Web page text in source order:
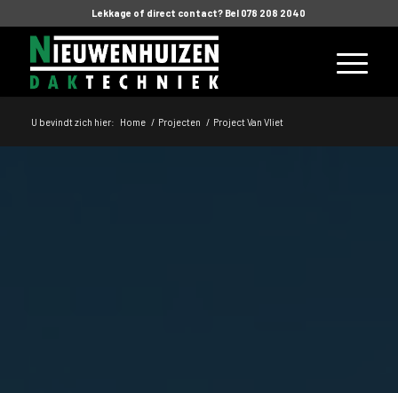
Lekkage of direct contact? Bel 078 208 2040
U bevindt zich hier: Home / Projecten / Project Van Vliet